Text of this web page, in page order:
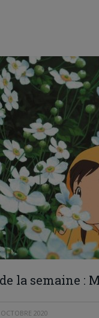
la semaine :
2020